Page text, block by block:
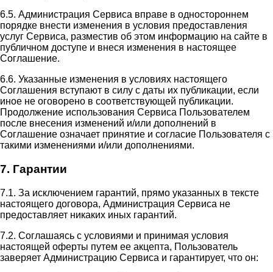
6.5. Администрация Сервиса вправе в одностороннем
порядке внести изменения в условия предоставления
услуг Сервиса, разместив об этом информацию на сайте в
публичном доступе и внеся изменения в настоящее
Соглашение.
6.6. Указанные изменения в условиях настоящего
Соглашения вступают в силу с даты их публикации, если
иное не оговорено в соответствующей публикации.
Продолжение использования Сервиса Пользователем
после внесения изменений и/или дополнений в
Соглашение означает принятие и согласие Пользователя с
такими изменениями и/или дополнениями.
7. Гарантии
7.1. За исключением гарантий, прямо указанных в тексте
настоящего договора, Администрация Сервиса не
предоставляет никаких иных гарантий.
7.2. Соглашаясь с условиями и принимая условия
настоящей оферты путем ее акцепта, Пользователь
заверяет Администрацию Сервиса и гарантирует, что он: